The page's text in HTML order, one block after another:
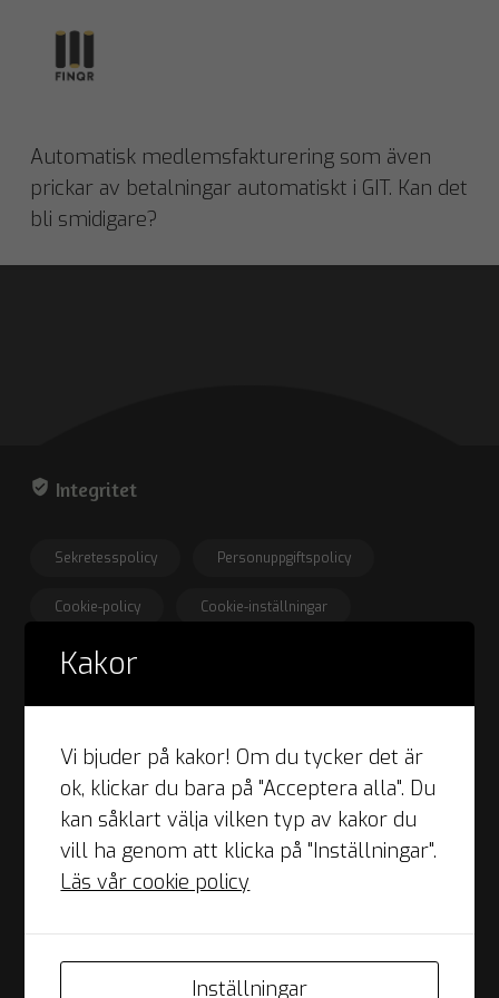
Automatisk medlemsfakturering som även
prickar av betalningar automatiskt i GIT. Kan det
bli smidigare?
verified_user Integritet
Sekretesspolicy Personuppgiftspolicy
Cookie-policy Cookie-inställningar
Fakturamottagare
Har du ett klagomål?
Se din faktura
Tillstånd &Villkor
inkassoverksamhet.
Kakor
Vi bjuder på kakor! Om du tycker det är
ok, klickar du bara på "Acceptera alla". Du
kan såklart välja vilken typ av kakor du
vill ha genom att klicka på "Inställningar".
Läs vår cookie policy
Inställningar